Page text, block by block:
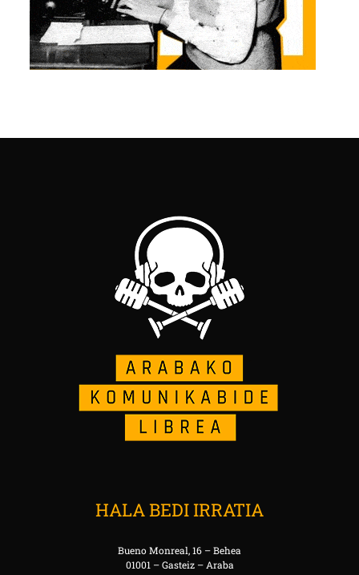
HALA BEDI IRRATIA
Bueno Monreal, 16 – Behea
01001 – Gasteiz – Araba